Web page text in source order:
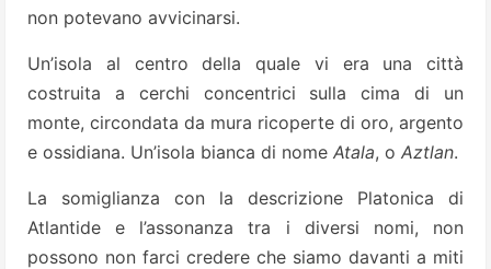
non potevano avvicinarsi.
Un’isola al centro della quale vi era una città
costruita a cerchi concentrici sulla cima di un
monte, circondata da mura ricoperte di oro, argento
e ossidiana. Un’isola bianca di nome Atala, o Aztlan.
La somiglianza con la descrizione Platonica di
Atlantide e l’assonanza tra i diversi nomi, non
possono non farci credere che siamo davanti a miti